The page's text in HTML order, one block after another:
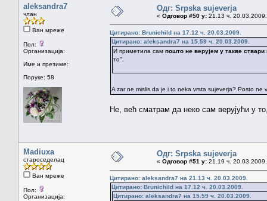
aleksandra7
члан
Ван мреже
Пол:
Организација:
Име и презиме:
Поруке: 58
Одг: Srpska sujeverja
« Одговор #50 у: 21.13 ч.
Цитирано: Brunichild на 17.12 ч. 20.03.2009.
Цитирано: aleksandra7 на 15.59 ч. 20.03.2009.
И приметила сам пошто не верујем у такве ствари
то".
A zar ne mislis da je i to neka vrsta sujeverja? Posto
Не, већ сматрам да неко сам верујући у
Madiuxa
староседелац
Ван мреже
Пол:
Организација:
Одг: Srpska sujeverja
« Одговор #51 у: 21.19 ч.
Цитирано: aleksandra7 на 21.13 ч. 20.03.2009.
Цитирано: Brunichild на 17.12 ч. 20.03.2009.
Цитирано: aleksandra7 на 15.59 ч. 20.03.2009.